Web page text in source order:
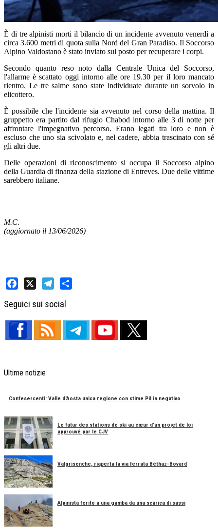
È di tre alpinisti morti il bilancio di un incidente avvenuto venerdì a
circa 3.600 metri di quota sulla Nord del Gran Paradiso. Il Soccorso
Alpino Valdostano è stato inviato sul posto per recuperare i corpi.
Secondo quanto reso noto dalla Centrale Unica del Soccorso,
l'allarme è scattato oggi intorno alle ore 19.30 per il loro mancato
rientro. Le tre salme sono state individuate durante un sorvolo in
elicottero.
È possibile che l'incidente sia avvenuto nel corso della mattina. Il
gruppetto era partito dal rifugio Chabod intorno alle 3 di notte per
affrontare l'impegnativo percorso. Erano legati tra loro e non è
escluso che uno sia scivolato e, nel cadere, abbia trascinato con sé
gli altri due.
Delle operazioni di riconoscimento si occupa il Soccorso alpino
della Guardia di finanza della stazione di Entreves. Due delle vittime
sarebbero italiane.
M.C.
(aggiornato il 13/06/2026)
Seguici sui social
Ultime notizie
Confesercenti: Valle d'Aosta unica regione con stime Pil in negativo
Le futur des stations de ski au cœur d'un projet de loi
approuvé par le CJV
Valgrisenche, riaperta la via ferrata Béthaz-Bovard
Alpinista ferito a una gamba da una scarica di sassi